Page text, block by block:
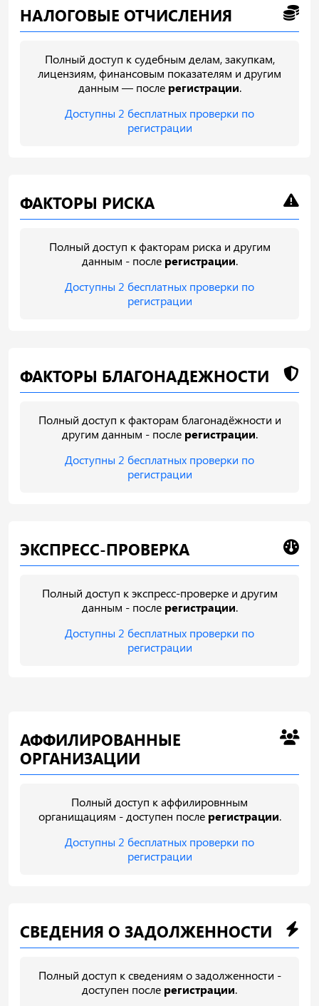
НАЛОГОВЫЕ ОТЧИСЛЕНИЯ
Полный доступ к судебным делам, закупкам,
лицензиям, финансовым показателям и другим
данным — после регистрации.
Доступны 2 бесплатных проверки по
регистрации
ФАКТОРЫ РИСКА
Полный доступ к факторам риска и другим
данным - после регистрации.
Доступны 2 бесплатных проверки по
регистрации
ФАКТОРЫ БЛАГОНАДЕЖНОСТИ
Полный доступ к факторам благонадёжности и
другим данным - после регистрации.
Доступны 2 бесплатных проверки по
регистрации
ЭКСПРЕСС-ПРОВЕРКА
Полный доступ к экспресс-проверке и другим
данным - после регистрации.
Доступны 2 бесплатных проверки по
регистрации
АФФИЛИРОВАННЫЕ
ОРГАНИЗАЦИИ
Полный доступ к аффилировнным
органищациям - доступен после регистрации.
Доступны 2 бесплатных проверки по
регистрации
СВЕДЕНИЯ О ЗАДОЛЖЕННОСТИ
Полный доступ к сведениям о задолженности -
доступен после регистрации.